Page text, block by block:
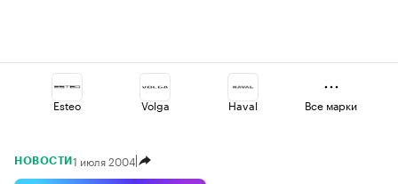
Esteo Volga Haval
Geely Lada
Все марки
НОВОСТИ 1 июля 2004